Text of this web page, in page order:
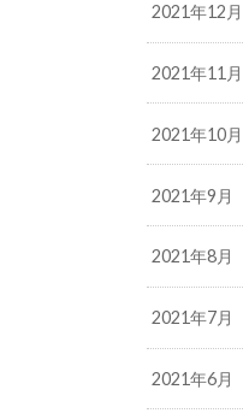
2021年12月
2021年11月
2021年10月
2021年9月
2021年8月
2021年7月
2021年6月